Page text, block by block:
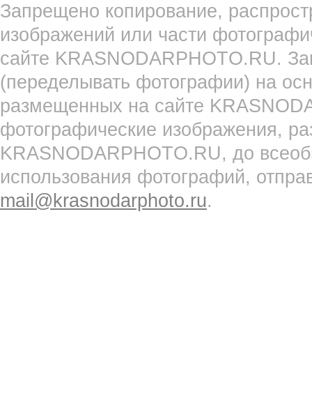
Запрещено копирование,
изображений или части
сайте KRASNODARPHOTO.RU.
(переделывать фотографии) на
размещенных на сайте
фотографические изображения,
KRASNODARPHOTO.RU, до
использования фотографий,
mail@krasnodarphoto.ru.